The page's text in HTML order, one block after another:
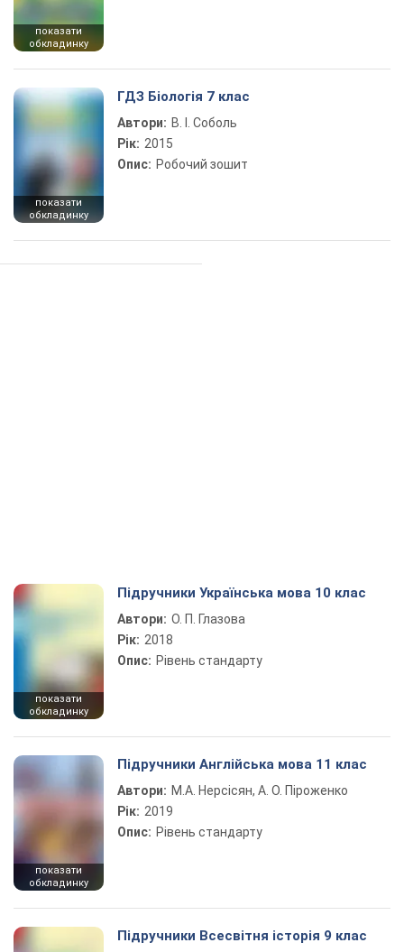
показати
обкладинку
показати
обкладинку
ГДЗ Біологія 7 клас
Автори: В. І. Соболь
Рік: 2015
Опис: Робочий зошит
показати
обкладинку
Підручники Українська мова 10 клас
Автори: О. П. Глазова
Рік: 2018
Опис: Рівень стандарту
показати
обкладинку
Підручники Англійська мова 11 клас
Автори: М.А. Нерсісян, А. О. Піроженко
Рік: 2019
Опис: Рівень стандарту
Підручники Всесвітня історія 9 клас